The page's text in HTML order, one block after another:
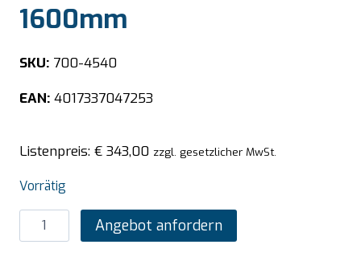
1600mm
SKU: 700-4540
EAN: 4017337047253
Listenpreis: € 343,00 zzgl. gesetzlicher MwSt.
Vorrätig
SARO
Wandbord,
Angebot anfordern